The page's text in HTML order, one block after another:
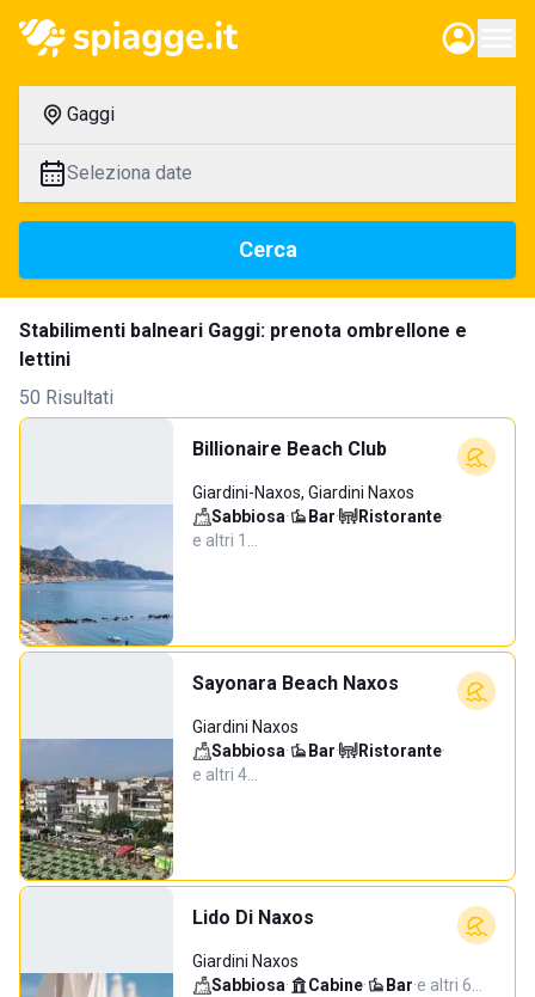
Gaggi
Seleziona date
Cerca
Stabilimenti balneari Gaggi: prenota ombrellone e
lettini
50 Risultati
Billionaire Beach Club
Giardini-Naxos, Giardini Naxos
Sabbiosa· Bar· Ristorante·
e altri 1…
Sayonara Beach Naxos
Giardini Naxos
Sabbiosa· Bar· Ristorante·
e altri 4…
Lido Di Naxos
Giardini Naxos
Sabbiosa· Cabine· Bar·e altri 6…